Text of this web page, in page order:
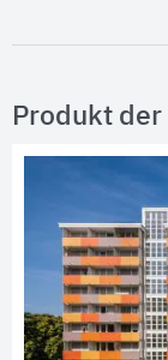
Produkt der